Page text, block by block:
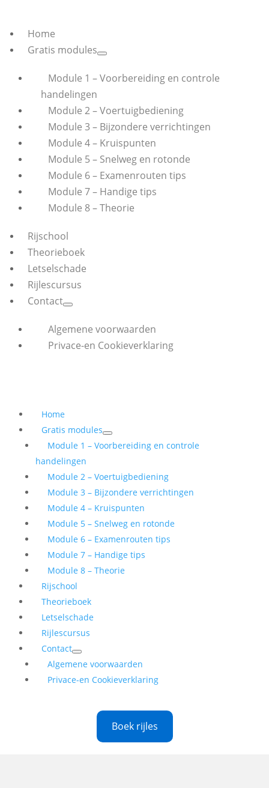
Home
Gratis modules
Module 1 – Voorbereiding en controle
handelingen
Module 2 – Voertuigbediening
Module 3 – Bijzondere verrichtingen
Module 4 – Kruispunten
Module 5 – Snelweg en rotonde
Module 6 – Examenrouten tips
Module 7 – Handige tips
Module 8 – Theorie
Rijschool
Theorieboek
Letselschade
Rijlescursus
Contact
Algemene voorwaarden
Privace-en Cookieverklaring
Home
Gratis modules
Module 1 – Voorbereiding en controle
handelingen
Module 2 – Voertuigbediening
Module 3 – Bijzondere verrichtingen
Module 4 – Kruispunten
Module 5 – Snelweg en rotonde
Module 6 – Examenrouten tips
Module 7 – Handige tips
Module 8 – Theorie
Rijschool
Theorieboek
Letselschade
Rijlescursus
Contact
Algemene voorwaarden
Privace-en Cookieverklaring
Boek rijles